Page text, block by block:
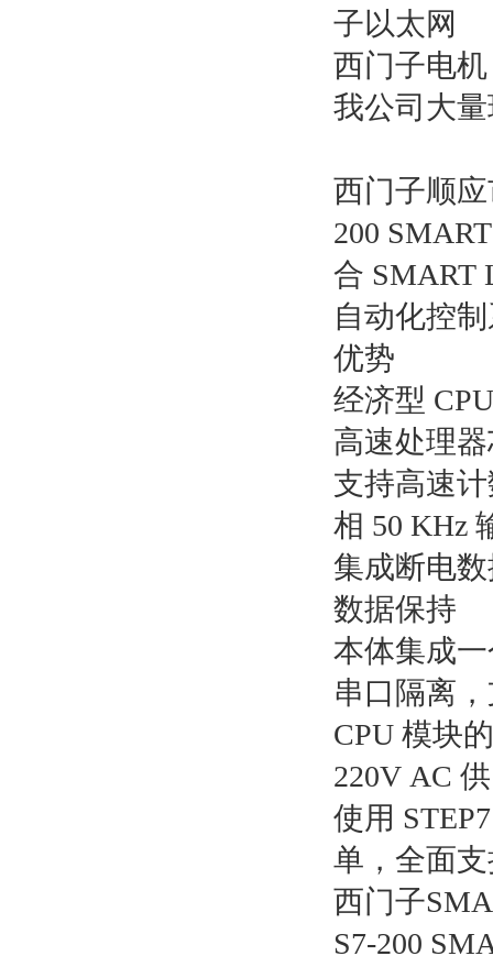
子以太网
西门子电
我公司大
西门子顺
200
合 SMART
自动化控
优势
经济型
高速处理
支持高速
相 50 KHz
集成断电
数据保持
本体集成
串口隔离
CPU 模块
220V AC
使用
单，全面支
西门子
S7-200